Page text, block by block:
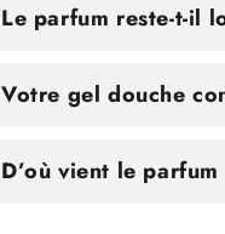
Le parfum reste-t-il
Votre gel douche
D’où vient le